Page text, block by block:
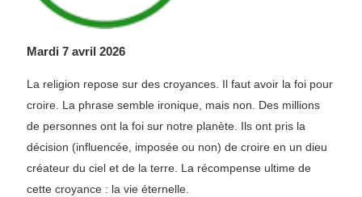
Mardi 7 avril 2026
La religion repose sur des croyances. Il faut avoir la foi pour
croire. La phrase semble ironique, mais non. Des millions
de personnes ont la foi sur notre planète. Ils ont pris la
décision (influencée, imposée ou non) de croire en un dieu
créateur du ciel et de la terre. La récompense ultime de
cette croyance : la vie éternelle.